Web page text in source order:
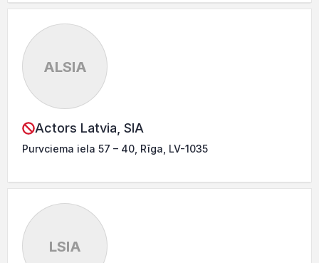
ALSIA
Actors Latvia, SIA
Purvciema iela 57 – 40, Rīga, LV-1035
LSIA